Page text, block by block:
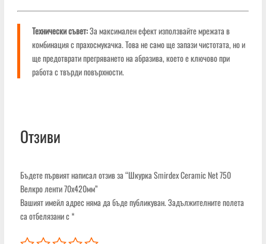
Технически съвет:За максимален ефект използвайте мрежата в
комбинация с прахосмукачка. Това не само ще запази чистотата, но и
ще предотврати прегряването на абразива, което е ключово при
работа с твърди повърхности.
Отзиви
Бъдете първият написал отзив за “Шкурка Smirdex Ceramic Net 750
Велкро ленти 70х420мм”
Вашият имейл адрес няма да бъде публикуван.Задължителните полета
са отбелязани с*